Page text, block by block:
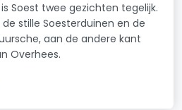
Soest twee gezichten tegelijk.
stille Soesterduinen en de
aan de andere kant
Overhees.